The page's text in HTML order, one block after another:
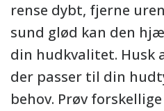
rense dybt, fjerne
sund glød kan den
din hudkvalitet. Husk
der passer til din
behov. Prøv